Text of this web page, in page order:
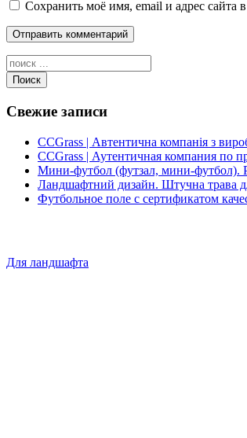
Сохранить моё имя, email и адрес сайта
Поиск
Свежие записи
CCGrass | Автентична компанія з
CCGrass | Аутентичная компания по
Мини-футбол (футзал, мини-футбол).
Ландшафтний дизайн. Штучна трава
Футбольное поле с сертификатом
Для ландшафта